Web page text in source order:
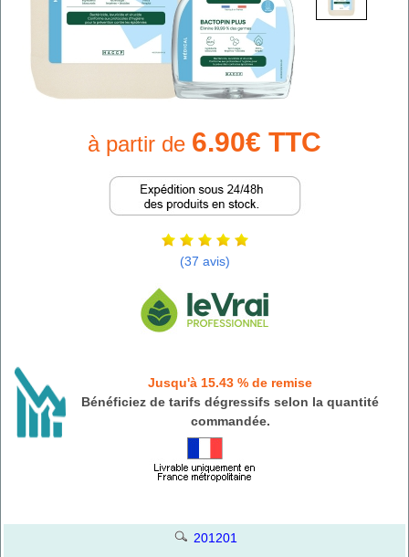
à partir de 6.90€ TTC
(37 avis)
Jusqu'à 15.43 % de remise
Bénéficiez de tarifs dégressifs selon la quantité
commandée.
201201